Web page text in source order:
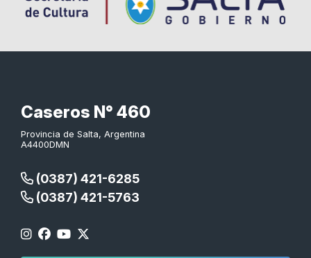
Caseros N° 460
Provincia de Salta, Argentina
A4400DMN
(0387) 421-6285
(0387) 421-5763